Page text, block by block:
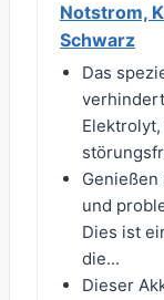
Notstrom,
Schwarz
Das
und
Dies ist
die...
Dieser